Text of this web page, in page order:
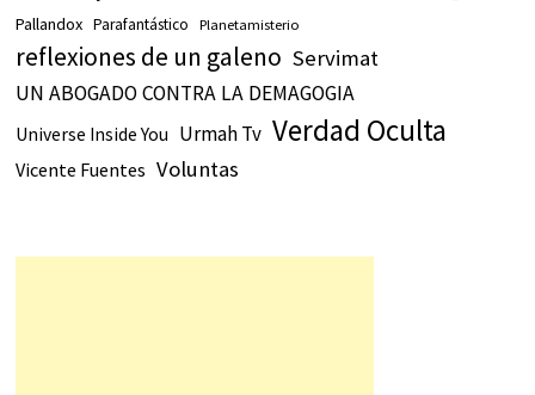
Pallandox Parafantástico Planetamisterio
reflexiones de un galeno Servimat
UN ABOGADO CONTRA LA DEMAGOGIA
Universe Inside You Urmah Tv Verdad Oculta
Vicente Fuentes Voluntas